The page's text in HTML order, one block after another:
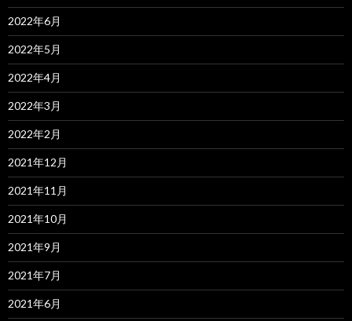
2022年6月
2022年5月
2022年4月
2022年3月
2022年2月
2021年12月
2021年11月
2021年10月
2021年9月
2021年7月
2021年6月